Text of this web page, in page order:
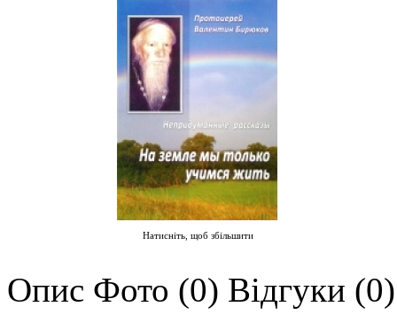
Натисніть, щоб збільшити
Опис Фото (0) Відгуки (0)